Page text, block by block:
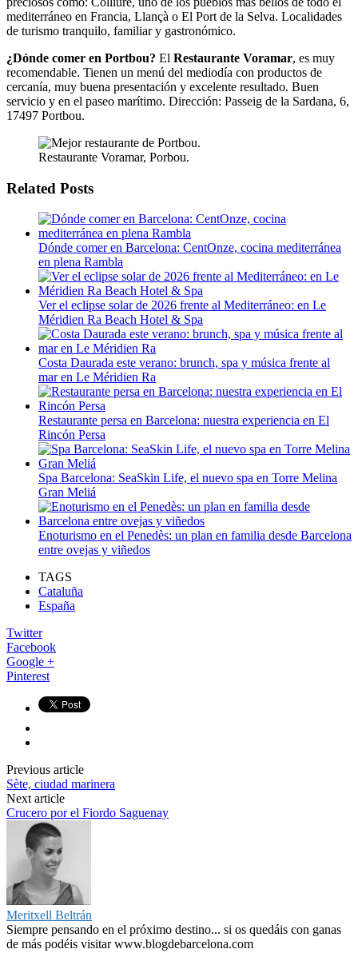
mediterráneo en Francia, Llançà o El Port de la Selva. Localidades
de turismo tranquilo, familiar y gastronómico.
¿Dónde comer en Portbou? El Restaurante Voramar, es muy
recomendable. Tienen un menú del mediodía con productos de
cercanía, muy buena presentación y excelente resultado. Buen
servicio y en el paseo marítimo. Dirección: Passeig de la Sardana, 6,
17497 Portbou.
Restaurante Voramar, Porbou.
Related Posts
Dónde comer en Barcelona: CentOnze, cocina mediterránea
en plena Rambla
Ver el eclipse solar de 2026 frente al Mediterráneo: en Le
Méridien Ra Beach Hotel & Spa
Costa Daurada este verano: brunch, spa y música frente al
mar en Le Méridien Ra
Restaurante persa en Barcelona: nuestra experiencia en El
Rincón Persa
Spa Barcelona: SeaSkin Life, el nuevo spa en Torre Melina
Gran Meliá
Enoturismo en el Penedès: un plan en familia desde Barcelona
entre ovejas y viñedos
TAGS
Cataluña
España
Twitter
Facebook
Google +
Pinterest
Previous article
Sète, ciudad marinera
Next article
Crucero por el Fiordo Saguenay
Meritxell Beltrán
Siempre pensando en el próximo destino... si os quedáis con ganas
de más podéis visitar www.blogdebarcelona.com